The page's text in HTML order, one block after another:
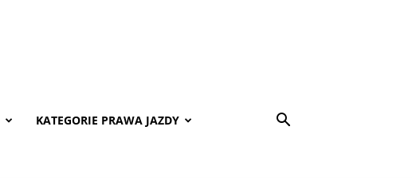
KATEGORIE PRAWA JAZDY